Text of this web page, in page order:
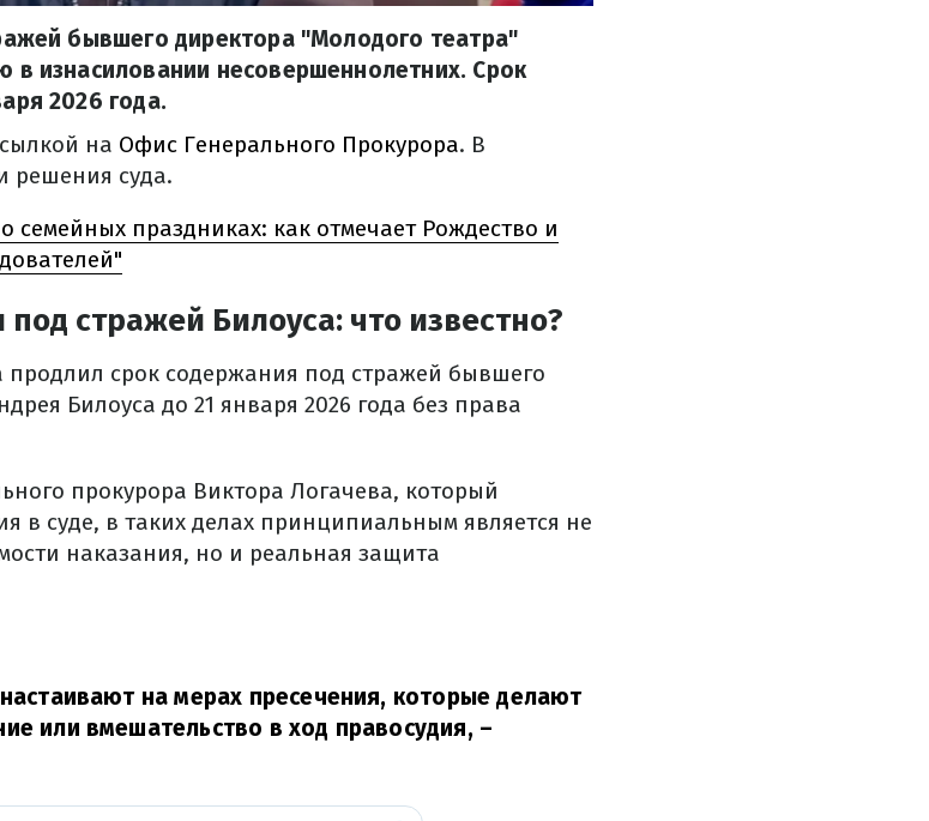
бывшего директора "Молодого театра"
в изнасиловании несовершеннолетних. Срок
2026 года.
на Офис Генерального Прокурора. В
решения суда.
семейных праздниках: как отмечает Рождество и
стражей Билоуса: что известно?
срок содержания под стражей бывшего
Билоуса до 21 января 2026 года без права
прокурора Виктора Логачева, который
в суде, в таких делах принципиальным является не
наказания, но и реальная защита
на мерах пресечения, которые делают
или вмешательство в ход правосудия, –